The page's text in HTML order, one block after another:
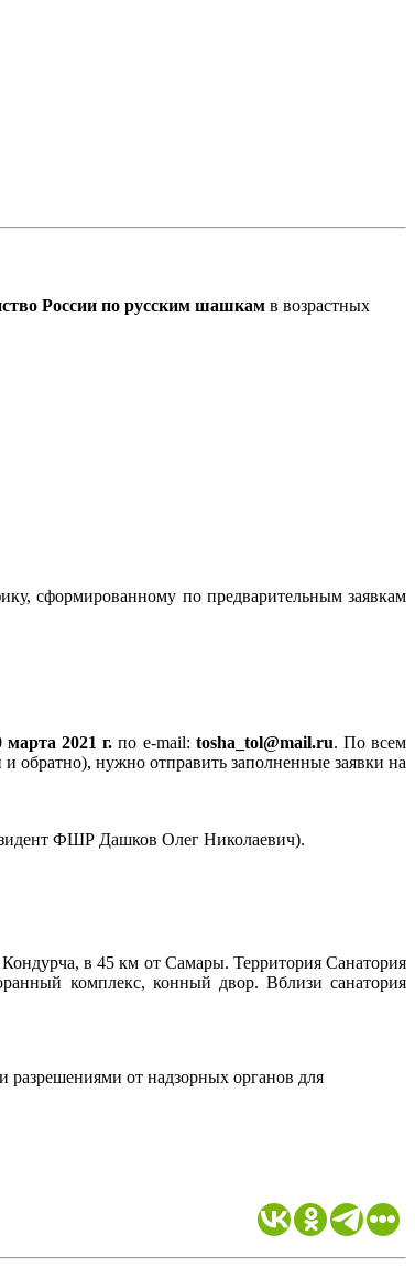
России по русским шашкам в возрастных
сформированному по предварительным заявкам
марта 2021 г. по e-mail: tosha_tol@mail.ru. По всем
обратно), нужно отправить заполненные заявки на
ФШР Дашков Олег Николаевич).
в 45 км от Самары. Территория Санатория
комплекс, конный двор. Вблизи санатория
разрешениями от надзорных органов для